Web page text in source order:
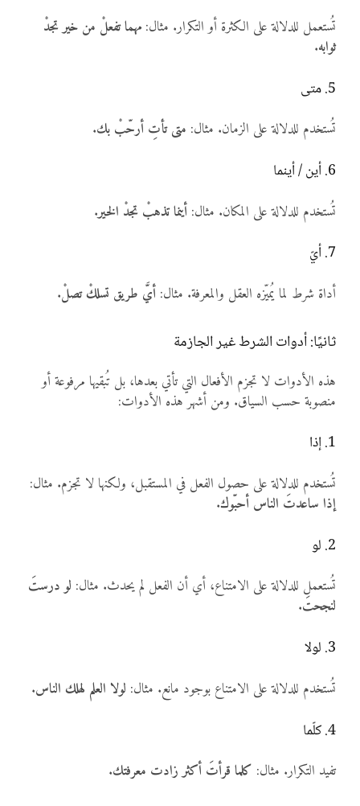
تُستعمل للدلالة على الكثرة أو التكرار. مثال:مهما تفعلْ من خير تجدْ
ثوابه.
5. متى
تُستخدم للدلالة على الزمان. مثال: متى تأتِ أرحّبْ بك.
6. أين / أينما
تُستخدم للدلالة على المكان. مثال: أينما تذهبْ تجدْ الخير.
7. أيّ
أداة شرط لما يُميّزه العقل والمعرفة. مثال: أيَّ طريق تسلكْ تصلْ.
ثانيًا: أدوات الشرط غير الجازمة
هذه الأدوات لا تجزم الأفعال التي تأتي بعدها، بل تُبقيها مرفوعة أو
منصوبة حسب السياق. ومن أشهر هذه الأدوات:
1. إذا
تُستخدم للدلالة على حصول الفعل في المستقبل، ولكنها لا تجزم. مثال:
إذا ساعدتَ الناس أحبّوك.
2. لو
تُستعمل للدلالة على الامتناع، أي أن الفعل لم يحدث. مثال: لو درستَ
لنجحتَ.
3. لولا
تُستخدم للدلالة على الامتناع بوجود مانع. مثال: لولا العلم لهلك الناس.
4. كلّما
تفيد التكرار. مثال: كلما قرأتَ أكثر زادت معرفتك.